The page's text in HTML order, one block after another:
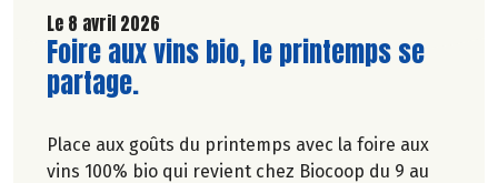
Le 8 avril 2026
Lire la suite de l'article
Foire aux vins bio, le printemps se
partage.
Place aux goûts du printemps avec la foire aux
vins 100% bio qui revient chez Biocoop du 9 au